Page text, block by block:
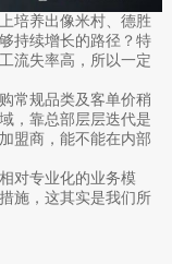
培养出像米村、德胜
持续增长的路径？特
流失率高，所以一定
常规品类及客单价稍
，靠总部层层迭代是
盟商，能不能在内部
对专业化的业务模
施，这其实是我们所